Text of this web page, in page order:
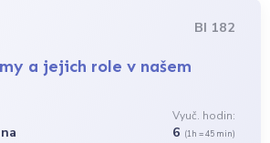
BI 182
a jejich role v našem
Vyuč. hodin:
6 (1h = 45 min)